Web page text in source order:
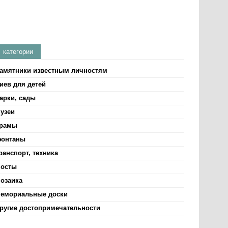
категории
известным личностям
для детей
сады
техника
доски
достопримечательности